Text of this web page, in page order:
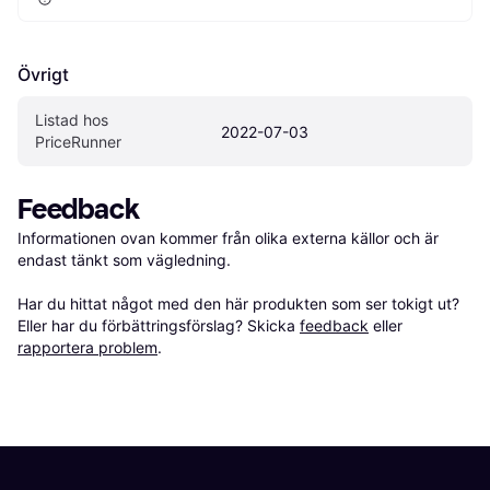
Övrigt
Listad hos
PriceRunner
2022-07-03
Feedback
Informationen ovan kommer från olika externa källor och är
endast tänkt som vägledning.
Har du hittat något med den här produkten som ser tokigt ut?
Eller har du förbättringsförslag? Skicka feedback eller
rapportera problem.